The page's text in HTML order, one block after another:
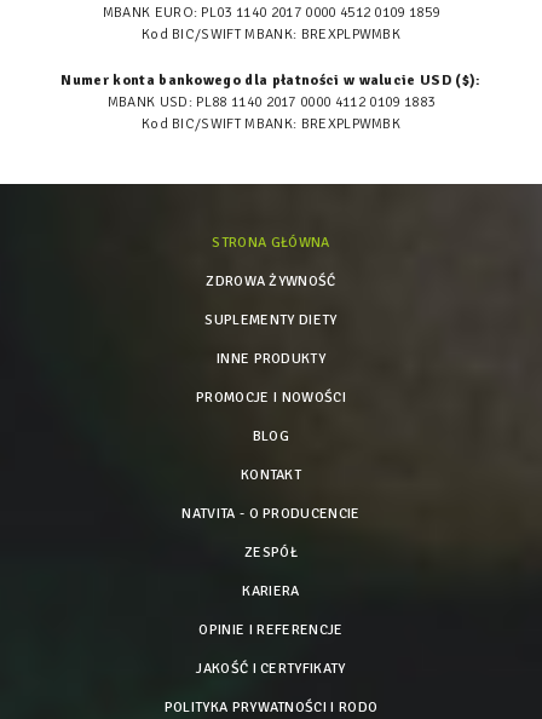
MBANK EURO: PL03 1140 2017 0000 4512 0109 1859
Kod BIC/SWIFT MBANK: BREXPLPWMBK
Numer konta bankowego dla płatności w walucie USD ($):
MBANK USD: PL88 1140 2017 0000 4112 0109 1883
Kod BIC/SWIFT MBANK: BREXPLPWMBK
STRONA GŁÓWNA
ZDROWA ŻYWNOŚĆ
SUPLEMENTY DIETY
INNE PRODUKTY
PROMOCJE I NOWOŚCI
BLOG
KONTAKT
NATVITA - O PRODUCENCIE
ZESPÓŁ
KARIERA
OPINIE I REFERENCJE
JAKOŚĆ I CERTYFIKATY
POLITYKA PRYWATNOŚCI I RODO